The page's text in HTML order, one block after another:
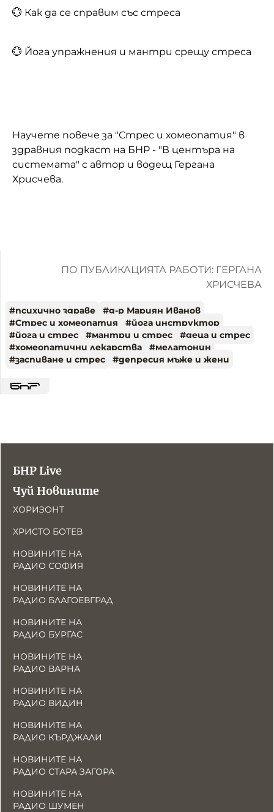
💮 Как да се справим със стреса
💮 Йога упражнения и мантри срещу стреса
Научете повече за "Стрес и хомеопатия" в
здравния подкаст на БНР - "В центъра на
системата" с автор и водещ Гергана
Хрисчева.
ПО ПУБЛИКАЦИЯТА РАБОТИ: ГЕРГАНА
ХРИСЧЕВА
#психично здраве #д-р Мариян Иванов
#Стрес и хомеопатия #йога инструктор
#йога и стрес #мантри и стрес #деца и стрес
#хомеопатични лекарства #мелатонин
#заспиване и стрес #депресия мъже и жени
БНР Live
Чуй Новините
ХОРИЗОНТ
ХРИСТО БОТЕВ
НОВИНИТЕ НА
РАДИО СОФИЯ
НОВИНИТЕ НА
РАДИО БЛАГОЕВГРАД
НОВИНИТЕ НА
РАДИО БУРГАС
НОВИНИТЕ НА
РАДИО ВАРНА
НОВИНИТЕ НА
РАДИО ВИДИН
НОВИНИТЕ НА
РАДИО КЪРДЖАЛИ
НОВИНИТЕ НА
РАДИО СТАРА ЗАГОРА
НОВИНИТЕ НА
РАДИО ШУМЕН